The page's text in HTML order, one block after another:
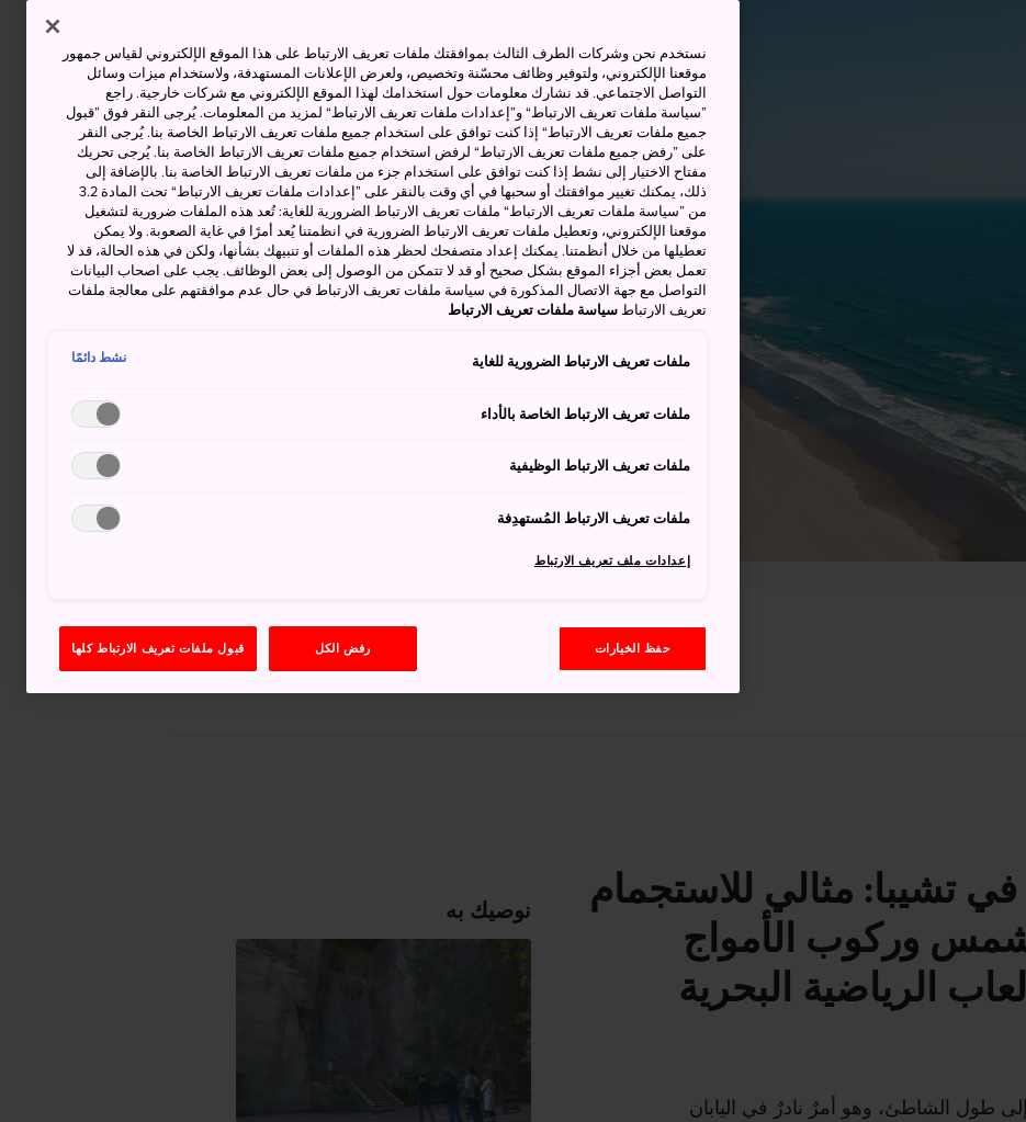
عرض على خرائط غوغل (Google Maps)
تشيبا: مثالي للاستجمام
وركوب الأمواج
الرياضية البحرية
طول الشاطئ، وهو أمرٌ نادرٌ في اليابان
نوصيك به
نستخدم نحن وشركات الطرف الثالث بموافقتك ملفات تعريف الارتباط على هذا الموقع الإلكتروني لقياس جمهور
موقعنا الإلكتروني، ولتوفير وظائف محسّنة وتخصيص، ولعرض الإعلانات المستهدفة، ولاستخدام ميزات وسائل
التواصل الاجتماعي. قد نشارك معلومات حول استخدامك لهذا الموقع الإلكتروني مع شركات خارجية. راجع
”سياسة ملفات تعريف الارتباط“ و”إعدادات ملفات تعريف الارتباط“ لمزيد من المعلومات. يُرجى النقر فوق ”قبول
جميع ملفات تعريف الارتباط“ إذا كنت توافق على استخدام جميع ملفات تعريف الارتباط الخاصة بنا. يُرجى النقر
على ”رفض جميع ملفات تعريف الارتباط“ لرفض استخدام جميع ملفات تعريف الارتباط الخاصة بنا. يُرجى تحريك
مفتاح الاختيار إلى نشط إذا كنت توافق على استخدام جزء من ملفات تعريف الارتباط الخاصة بنا. بالإضافة إلى
ذلك، يمكنك تغيير موافقتك أو سحبها في أي وقت بالنقر على ”إعدادات ملفات تعريف الارتباط“ تحت المادة 3.2
من ”سياسة ملفات تعريف الارتباط“ ملفات تعريف الارتباط الضرورية للغاية: تُعد هذه الملفات ضرورية لتشغيل
موقعنا الإلكتروني، وتعطيل ملفات تعريف الارتباط الضرورية في انظمتنا يُعد أمرًا في غاية الصعوبة. ولا يمكن
تعطيلها من خلال أنظمتنا. يمكنك إعداد متصفحك لحظر هذه الملفات أو تنبيهك بشأنها، ولكن في هذه الحالة، قد لا
تعمل بعض أجزاء الموقع بشكل صحيح أو قد لا تتمكن من الوصول إلى بعض الوظائف. يجب على اصحاب البيانات
التواصل مع جهة الاتصال المذكورة في سياسة ملفات تعريف الارتباط في حال عدم موافقتهم على معالجة ملفات
تعريف الارتباط سياسة ملفات تعريف الارتباط
ملفات تعريف الارتباط الضرورية للغاية نشط دائمًا
ملفات تعريف الارتباط الخاصة بالأداء
ملفات تعريف الارتباط الوظيفية
ملفات تعريف الارتباط المُستهدِفة
إعدادات ملف تعريف الارتباط
حفظ الخيارات رفض الكل قبول ملفات تعريف الارتباط كلها